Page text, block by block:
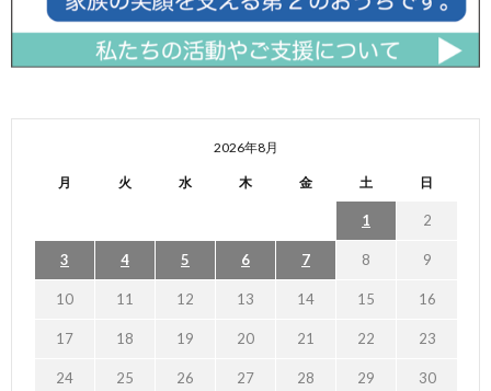
2026年8月
月 火 水 木 金 土 日
1 2
3 4 5 6 7 8 9
10 11 12 13 14 15 16
17 18 19 20 21 22 23
24 25 26 27 28 29 30